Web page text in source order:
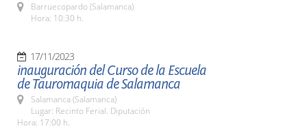
Barruecopardo (Salamanca)
Hora: 10:30 h.
17/11/2023
inauguración del Curso de la Escuela
de Tauromaquia de Salamanca
Salamanca (Salamanca)
Lugar: Recinto Ferial. Diputación
Hora: 17:00 h.